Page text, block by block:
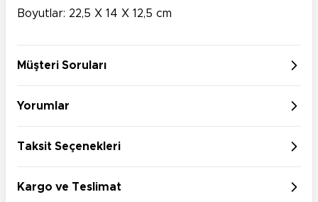
Boyutlar: 22,5 X 14 X 12,5 cm
Müşteri Soruları
Yorumlar
Taksit Seçenekleri
Kargo ve Teslimat